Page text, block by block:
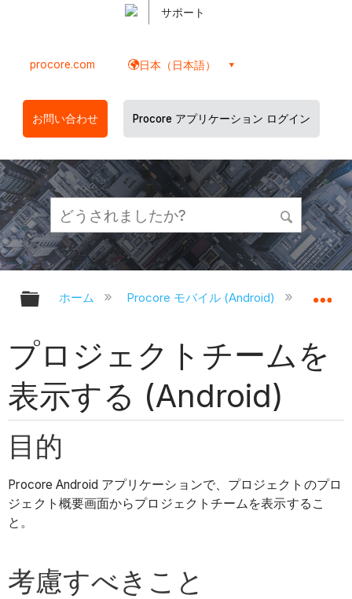
サポート
procore.com 日本（日本語）
お問い合わせ Procore アプリケーション ログイン
グローバル階層を展開/折りたたむ
ホーム Procore モバイル (Android)
プロジェクトチームを
表示する (Android)
目的
Procore Android アプリケーションで、プロジェクトのプロ
ジェクト概要画面からプロジェクトチームを表示するこ
と。
考慮すべきこと